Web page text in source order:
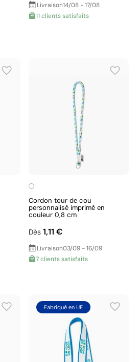
Livraison14/08 - 17/08
11 clients satisfaits
Cordon tour de cou
personnalisé imprimé en
couleur 0,8 cm
Dès 1,11 €
Livraison03/09 - 16/09
7 clients satisfaits
Fabriqué en UE